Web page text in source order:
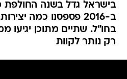
בישראל גדל בשנה
ב-2016 פספסנו כמה
בחו"ל. שתיים מתוכן יגיעו
רק נותר לקוות